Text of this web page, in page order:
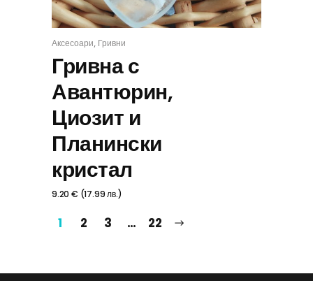
КУПИ
Аксесоари, Гривни
Гривна с
Авантюрин,
Циозит и
Планински
кристал
9.20 € (17.99лв.)
1 2 3 … 22